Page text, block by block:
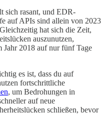
sich rasant, und EDR-
auf APIs sind allein von 2023
hat sich die Zeit,
auszunutzen,
Jahr 2018 auf nur fünf Tage
es ist, dass du auf
fortschrittliche
, um Bedrohungen in
auf neue
schließen, bevor